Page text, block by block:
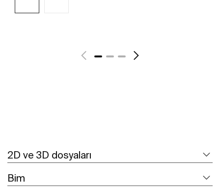
2D ve 3D dosyaları
Bim